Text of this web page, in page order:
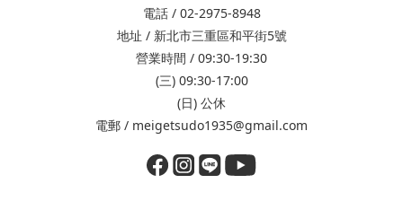
電話 / 02-2975-8948
地址 / 新北市三重區和平街5號
營業時間 / 09:30-19:30
(三) 09:30-17:00
(日) 公休
電郵 / meigetsudo1935@gmail.com